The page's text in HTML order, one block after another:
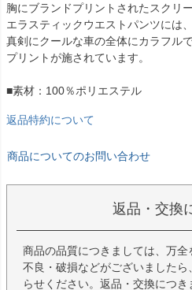
胸にブランドプリントされたスクリ
エラスティックウエストパンツには、
真剣にクールな車の全体にカラフル
プリントが施されています。
■素材：100％ポリエステル
返品特約について
商品についてのお問い合わせ
返品・交換
商品の品質につきましては、万
不良・破損などがございました
らせください。返品・交換につ